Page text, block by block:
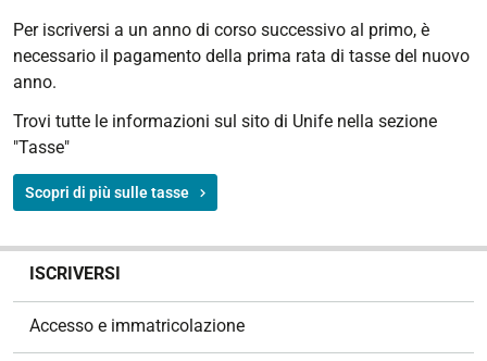
Per iscriversi a un anno di corso successivo al primo, è
necessario il pagamento della prima rata di tasse del nuovo
anno.
Trovi tutte le informazioni sul sito di Unife nella sezione
"Tasse"
Scopri di più sulle tasse
ISCRIVERSI
Accesso e immatricolazione